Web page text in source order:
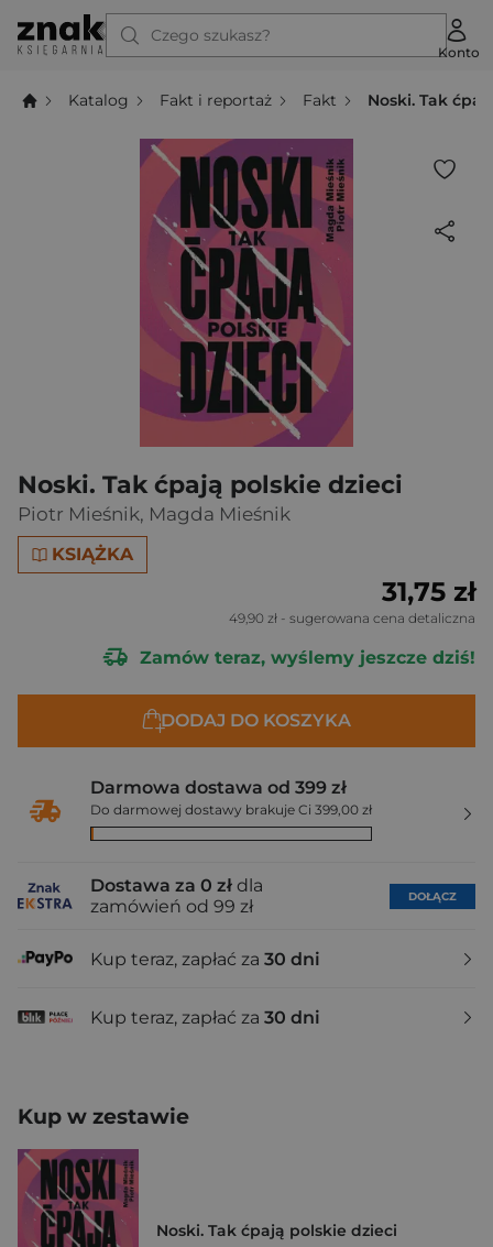
Czego szukasz?
Konto
Katalog Fakt i reportaż Fakt Noski. Tak
Noski. Tak ćpają polskie dzieci
Piotr Mieśnik, Magda Mieśnik
KSIĄŻKA
31,75 zł
49,90 zł - sugerowana cena detaliczna
Zamów teraz, wyślemy jeszcze dziś!
DODAJ DO KOSZYKA
Darmowa dostawa od 399 zł
Do darmowej dostawy brakuje Ci 399,00 zł
Dostawa za 0 zł dla
zamówień od 99 zł
DOŁĄCZ
Kup teraz, zapłać za 30 dni
Kup teraz, zapłać za 30 dni
Kup w zestawie
Noski. Tak ćpają polskie dzieci